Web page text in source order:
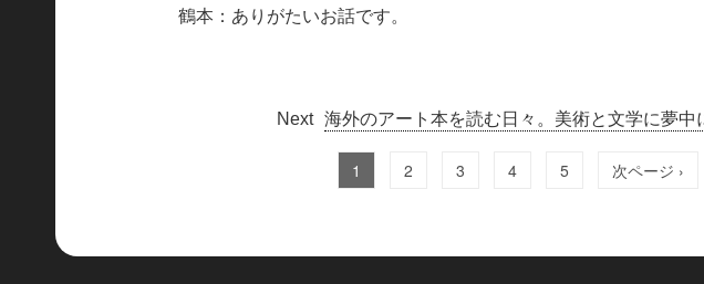
鶴本：ありがたいお話です。
海外のアート本を読む日々。美術と文学に夢中
1 2 3 4 5 次ページ ›